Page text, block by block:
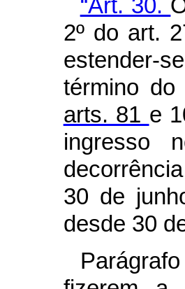
“Art. 30.
2º do art.
estender-
término do
arts. 81 e
ingresso
30 de
desde 30